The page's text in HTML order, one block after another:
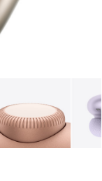
图库 图像